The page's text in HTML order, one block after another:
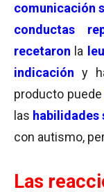
comunicación
conductas
recetaron la
indicación y
producto puede
las habilidades
con autismo,
Las